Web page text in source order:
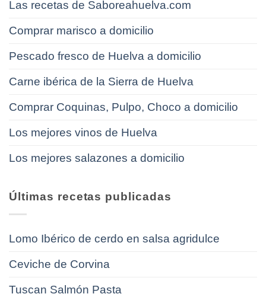
Las recetas de Saboreahuelva.com
Comprar marisco a domicilio
Pescado fresco de Huelva a domicilio
Carne ibérica de la Sierra de Huelva
Comprar Coquinas, Pulpo, Choco a domicilio
Los mejores vinos de Huelva
Los mejores salazones a domicilio
Últimas recetas publicadas
Lomo Ibérico de cerdo en salsa agridulce
Ceviche de Corvina
Tuscan Salmón Pasta